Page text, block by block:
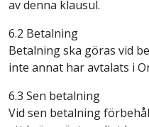
av denna klausul.
6.2 Betalning
Betalning ska göras vid
inte annat har avtalats i
6.3 Sen betalning
Vid sen betalning